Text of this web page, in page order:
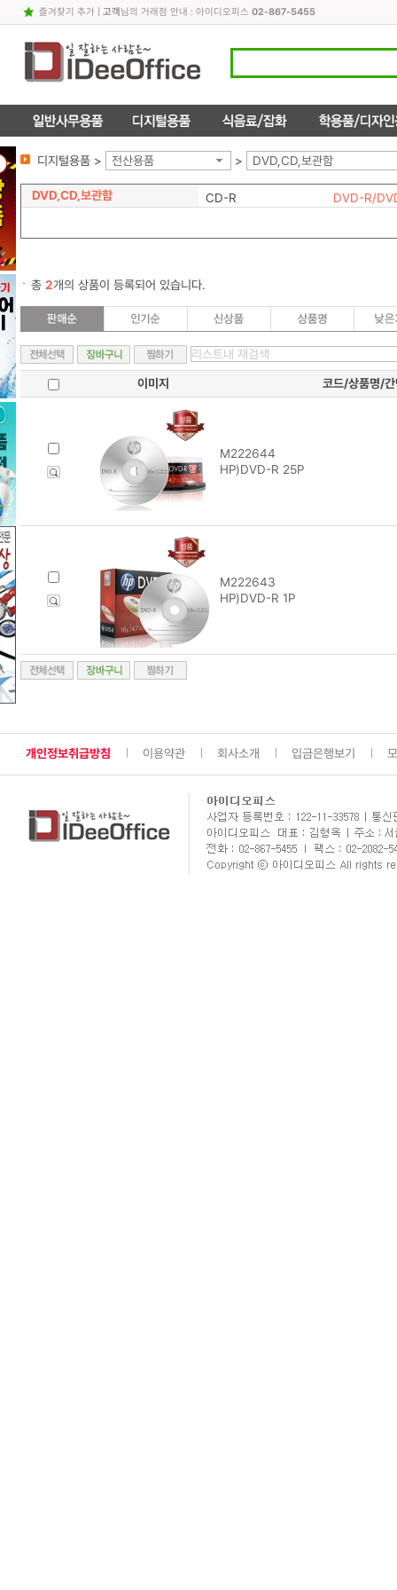
즐겨찾기 추가| 고객님의 거래점 안내 : 아이디오피스 02-867-5455
디지털용품 > 전산용품 > DVD,CD,보관함
DVD,CD,보관함 CD-R DVD-R/
총 2개의 상품이 등록되어 있습니다.
이미지 코드/상품명/간
M222644
HP)DVD-R 25P
M222643
HP)DVD-R 1P
개인정보취급방침 이용약관 회사소개 입금은행보기